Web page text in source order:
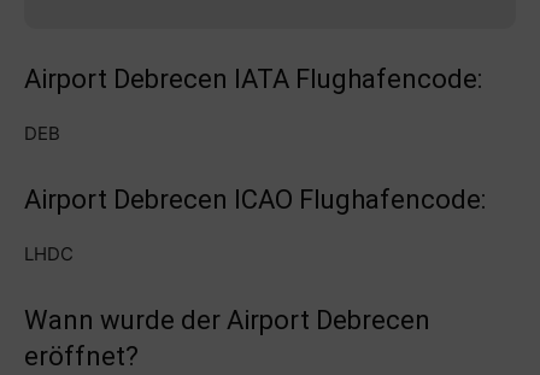
Airport Debrecen IATA Flughafencode:
DEB
Airport Debrecen ICAO Flughafencode:
LHDC
Wann wurde der Airport Debrecen
eröffnet?